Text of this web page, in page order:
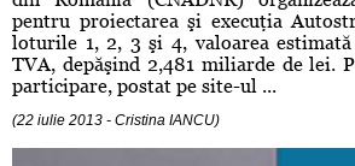
pentru proiectarea şi execuţia
loturile 1, 2, 3 şi 4, valoarea
TVA, depăşind 2,481 miliarde de lei.
participare, postat pe site-ul ...
(22 iulie 2013 - Cristina IANCU)